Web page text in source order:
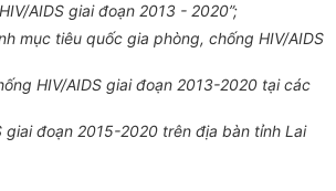
AIDS giai đoạn 2013 - 2020”;
mục tiêu quốc gia phòng, chống HIV/AIDS
HIV/AIDS giai đoạn 2013-2020 tại các
đoạn 2015-2020 trên địa bàn tỉnh Lai